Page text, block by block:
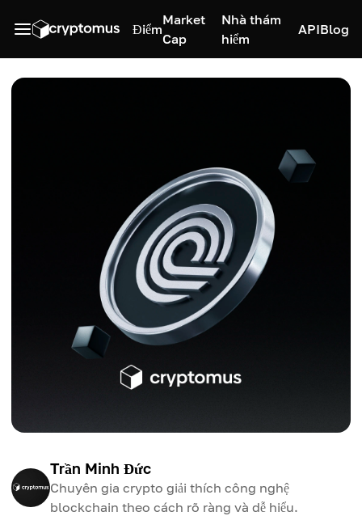
Điểm
Market
Cap
Nhà thám
hiểm
APIBlog
Trần Minh Đức
Chuyên gia crypto giải thích công nghệ
blockchain theo cách rõ ràng và dễ hiểu.